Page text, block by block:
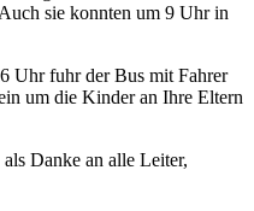
sie konnten um 9 Uhr in
Uhr fuhr der Bus mit Fahrer
um die Kinder an Ihre Eltern
Danke an alle Leiter,